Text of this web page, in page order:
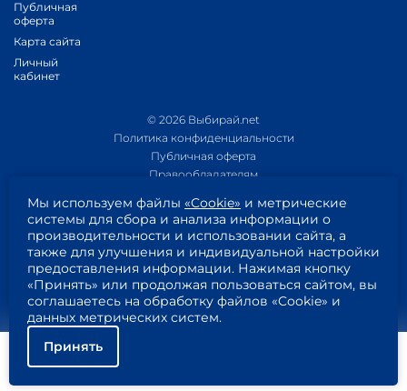
Публичная
оферта
Карта сайта
Личный
кабинет
© 2026 Выбирай.net
Политика конфиденциальности
Публичная оферта
Правообладателям
Приложение 1
Приложение 2
Пользовательское соглашение
Согласие на обработку персональных данных
Мы используем файлы «Cookie» и метрические
системы для сбора и анализа информации о
производительности и использовании сайта, а
также для улучшения и индивидуальной настройки
предоставления информации. Нажимая кнопку
«Принять» или продолжая пользоваться сайтом, вы
соглашаетесь на обработку файлов «Cookie» и
данных метрических систем.
Принять